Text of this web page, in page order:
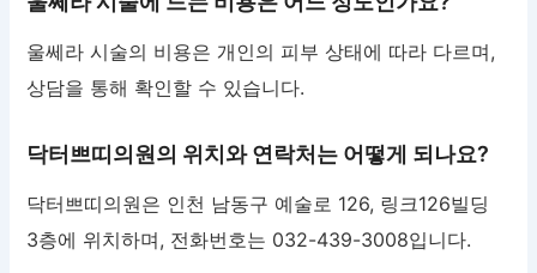
울쎄라 시술의 비용은 개인의 피부 상태에 따라 다르며,
상담을 통해 확인할 수 있습니다.
닥터쁘띠의원의 위치와 연락처는 어떻게 되나요?
닥터쁘띠의원은 인천 남동구 예술로 126, 링크126빌딩
3층에 위치하며, 전화번호는 032-439-3008입니다.